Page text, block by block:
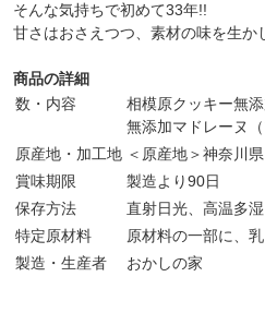
そんな気持ちで初めて33年!!
甘さはおさえつつ、素材の味を生か
商品の詳細
数・内容
相模原クッキー無
無添加マドレーヌ
原産地・加工地 ＜原産地＞神奈川
賞味期限
製造より90日
保存方法
直射日光、高温多
特定原材料
原材料の一部に、
製造・生産者
おかしの家